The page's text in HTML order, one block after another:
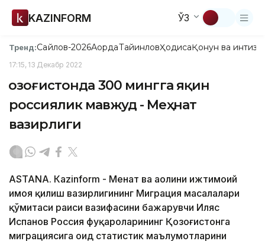
KAZINFORM ЎЗ
Тренд:Сайлов-2026АқордаТайинловҲодисаҚонун ва
17:15, 13 Декабр 2022
Қозоғистонда 300 мингга яқин
россиялик мавжуд - Меҳнат
вазирлиги
ASTANA. Кazinform - Меҳнат ва аҳолини ижтимоий
ҳимоя қилиш вазирлигининг Миграция масалалари
қўмитаси раиси вазифасини бажарувчи Иляс
Испанов Россия фуқароларининг Қозоғистонга
миграциясига оид статистик маълумотларини